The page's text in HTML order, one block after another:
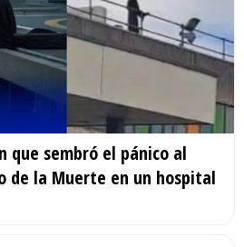
que sembró el pánico al
de la Muerte en un hospital